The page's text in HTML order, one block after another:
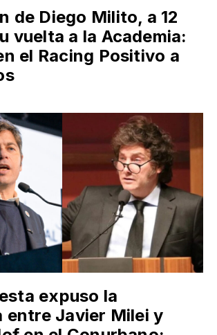
de Diego Milito, a 12
vuelta a la Academia:
el Racing Positivo a
expuso la
entre Javier Milei y